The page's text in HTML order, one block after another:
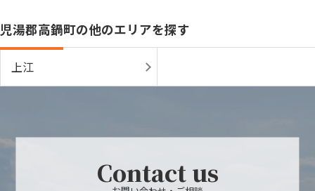
児湯郡高鍋町の他のエリアを探す
上江
Contact us